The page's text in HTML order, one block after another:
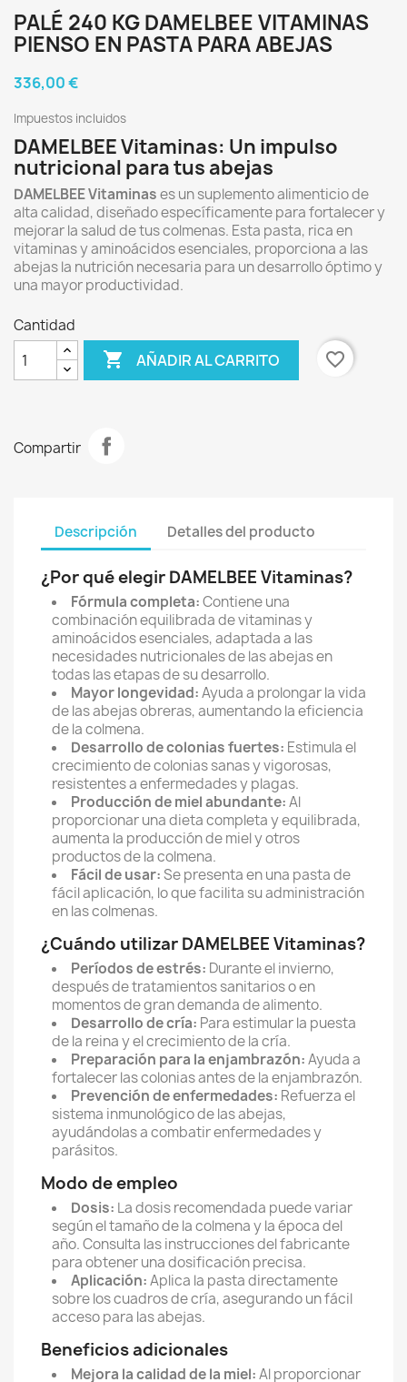
PALÉ 240 KG DAMELBEE VITAMINAS
PIENSO EN PASTA PARA ABEJAS
336,00 €
Impuestos incluidos
DAMELBEE Vitaminas: Un impulso
nutricional para tus abejas
DAMELBEE Vitaminases un suplemento alimenticio de
alta calidad,diseñado específicamente para fortalecer y
mejorar la salud de tus colmenas. Esta pasta, rica en
vitaminas y aminoácidos esenciales, proporciona a las
abejas la nutrición necesaria para un desarrollo óptimo y
una mayor productividad.
Cantidad
 AÑADIR AL CARRITO favorite_border
Compartir
Descripción Detalles del producto
¿Por qué elegir DAMELBEE Vitaminas?
Fórmula completa:Contiene una
combinación equilibrada de vitaminas y
aminoácidos esenciales,adaptada a las
necesidades nutricionales de las abejas en
todas las etapas de su desarrollo.
Mayor longevidad:Ayuda a prolongar la vida
de las abejas obreras,aumentando la eficiencia
de la colmena.
Desarrollo de colonias fuertes: Estimula el
crecimiento de colonias sanas y vigorosas,
resistentes a enfermedades y plagas.
Producción de miel abundante:Al
proporcionar una dieta completa y equilibrada,
aumenta la producción de miel y otros
productos de la colmena.
Fácil de usar:Se presenta en una pasta de
fácil aplicación, lo que facilita su administración
en las colmenas.
¿Cuándo utilizar DAMELBEE Vitaminas?
Períodos de estrés: Durante el invierno,
después de tratamientos sanitarios o en
momentos de gran demanda de alimento.
Desarrollo de cría: Para estimular la puesta
de la reina y el crecimiento de la cría.
Preparación para la enjambrazón:Ayuda a
fortalecer las colonias antes de la enjambrazón.
Prevención de enfermedades: Refuerza el
sistema inmunológico de las abejas,
ayudándolas a combatir enfermedades y
parásitos.
Modo de empleo
Dosis: La dosis recomendada puede variar
según el tamaño de la colmena y la época del
año.Consulta las instrucciones del fabricante
para obtener una dosificación precisa.
Aplicación:Aplica la pasta directamente
sobre los cuadros de cría,asegurando un fácil
acceso para las abejas.
Beneficios adicionales
Mejora la calidad de la miel:Al proporcionar